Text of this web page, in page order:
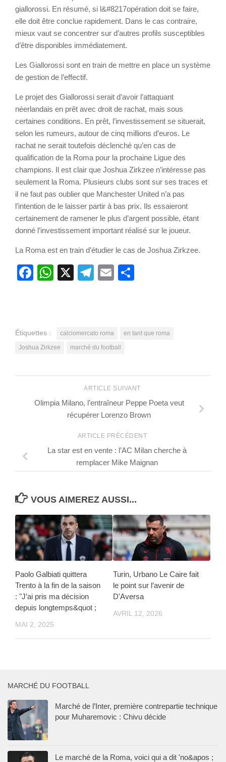
giallorossi. En résumé, si l&#8217opération doit se faire,
elle doit être conclue rapidement. Dans le cas contraire,
mieux vaut se concentrer sur d’autres profils susceptibles
d’être disponibles immédiatement.
Les Giallorossi sont en train de mettre en place un système
de gestion de l’effectif.
Le projet des Giallorossi serait d’avoir l’attaquant
néerlandais en prêt avec droit de rachat, mais sous
certaines conditions. En prêt, l’investissement se situerait,
selon les rumeurs, autour de cinq millions d’euros. Le
rachat ne serait toutefois déclenché qu’en cas de
qualification de la Roma pour la prochaine Ligue des
champions. Il est clair que Joshua Zirkzee n’intéresse pas
seulement la Roma. Plusieurs clubs sont sur ses traces et
il ne faut pas oublier que Manchester United n’a pas
l’intention de le laisser partir à bas prix. Ils essaieront
certainement de ramener le plus d’argent possible, étant
donné l’investissement important réalisé sur le joueur.
La Roma est en train d’étudier le cas de Joshua Zirkzee.
Facebook
WhatsApp
X Telegram
Email
Étiquettes : calciomercato roma
en tant que roma
Joshua Zirkzee
marché du football
ARTICLE SUIVANT
Olimpia Milano, l’entraîneur Peppe Poeta veut
récupérer Lorenzo Brown
ARTICLE PRÉCÉDENT
La star est en vente : l’AC Milan cherche à
remplacer Mike Maignan
VOUS AIMEREZ AUSSI...
Paolo Galbiati quittera
Trento à la fin de la saison
: "J’ai pris ma décision
depuis longtemps&quot ;
MAI 2, 2025
Turin, Urbano Le Caire fait
le point sur l’avenir de
D'Aversa
AVRIL 12, 2026
MARCHÉ DU FOOTBALL
Marché de l’Inter, première contrepartie technique
pour Muharemovic : Chivu décide
Le marché de la Roma, voici qui a dit 'no&apos ;